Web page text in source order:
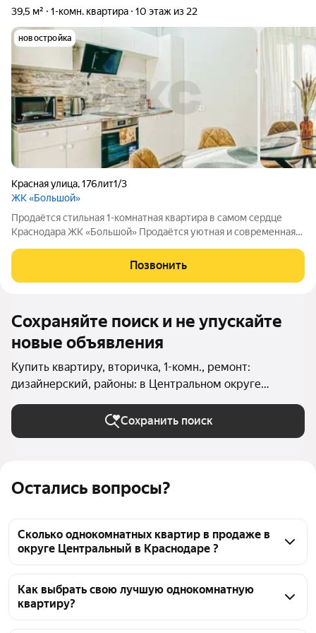
Остались вопросы?
Сколько однокомнатных квартир в продаже в
округе Центральный в Краснодаре ?
Центральный в Краснодаре 130 однокомнатных
квартир, из них 3 объявления от собственников, 127
Как выбрать свою лучшую однокомнатную
квартиру?
39,5 м² 1-комн. квартира 10 этаж из 22
новостройка
Красная улица,176лит1/3
ЖК «Большой»
Продаётся стильная 1-комнатная квартира в самом сердце
Краснодара ЖК «Большой» Продаётся уютная и современная
расположенном на улице Красная, вместе с налаженным
бизнесом по управлению
Позвонить
Сохраняйте поиск и не упускайте
новые объявления
Купить квартиру, вторичка, 1-комн., ремонт:
дизайнерский, районы: в Центральном округе
(Краснодар) в Краснодаре
Сохранить поиск